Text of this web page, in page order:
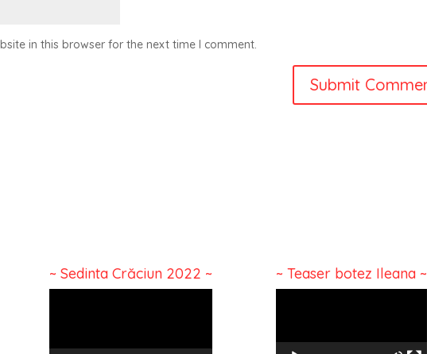
in this browser for the next time I comment.
~ Sedinta Crăciun 2022 ~
Video
~ Teaser botez Ileana ~
Video